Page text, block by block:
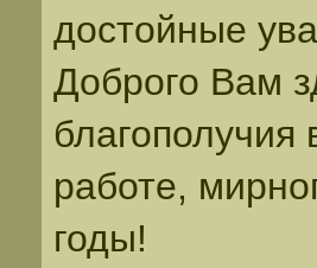
достойные
Доброго Вам
работе,
годы!